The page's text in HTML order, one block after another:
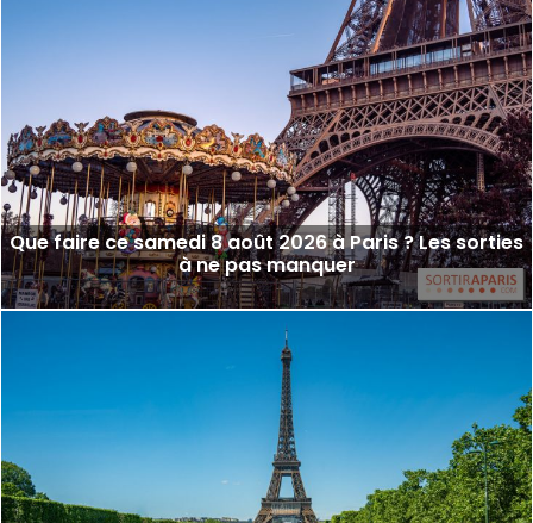
Que faire ce samedi 8 août 2026 à Paris ? Les sorties
à ne pas manquer